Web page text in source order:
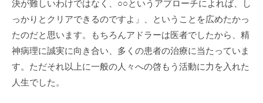
決が難しいわけではなく、○○というアプローチによれば、し
っかりとクリアできるのですよ」、ということを広めたかっ
たのだと思います。もちろんアドラーは医者でしたから、精
神病理に誠実に向き合い、多くの患者の治療に当たっていま
す。ただそれ以上に一般の人々への啓もう活動に力を入れた
人生でした。